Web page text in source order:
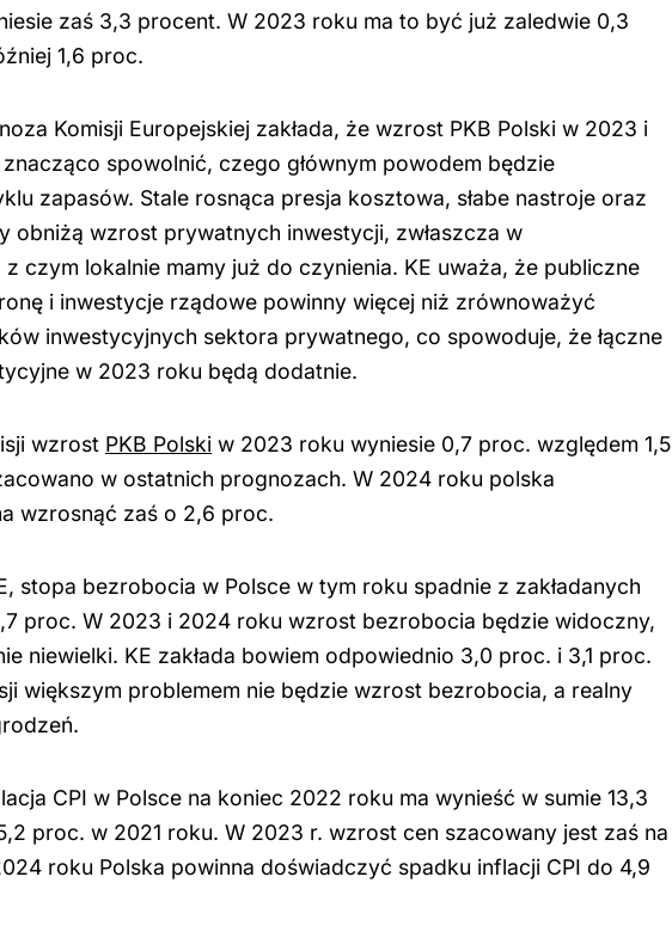
zaś 3,3 procent. W 2023 roku ma to być już zaledwie 0,3
1,6 proc.
Komisji Europejskiej zakłada, że wzrost PKB Polski w 2023 i
spowolnić, czego głównym powodem będzie
zapasów. Stale rosnąca presja kosztowa, słabe nastroje oraz
obniżą wzrost prywatnych inwestycji, zwłaszcza w
czym lokalnie mamy już do czynienia. KE uważa, że publiczne
i inwestycje rządowe powinny więcej niż zrównoważyć
inwestycyjnych sektora prywatnego, co spowoduje, że łączne
w 2023 roku będą dodatnie.
wzrost PKB Polski w 2023 roku wyniesie 0,7 proc. względem 1,5
w ostatnich prognozach. W 2024 roku polska
wzrosnąć zaś o 2,6 proc.
stopa bezrobocia w Polsce w tym roku spadnie z zakładanych
proc. W 2023 i 2024 roku wzrost bezrobocia będzie widoczny,
niewielki. KE zakłada bowiem odpowiednio 3,0 proc. i 3,1 proc.
większym problemem nie będzie wzrost bezrobocia, a realny
CPI w Polsce na koniec 2022 roku ma wynieść w sumie 13,3
proc. w 2021 roku. W 2023 r. wzrost cen szacowany jest zaś na
roku Polska powinna doświadczyć spadku inflacji CPI do 4,9